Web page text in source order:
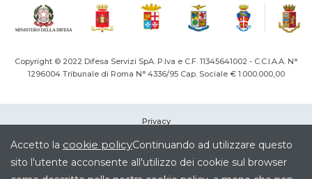
Copyright © 2022 Difesa Servizi SpA. P.Iva e C.F. 11345641002 - C.C.I.A.A. N°
1296004Tribunale di Roma N° 4336/95 Cap. Sociale € 1.000.000,00
Privacy
Cookie
Note legali
Società Trasparente
Accetto la cookie policyContinuando ad utilizzare questo
sito l'utente acconsente all'utilizzo dei cookie sul browser